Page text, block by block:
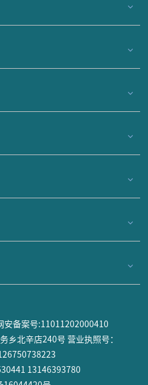
安备案号:11011202000410
乡北辛店240号 营业执照号：
13146393780